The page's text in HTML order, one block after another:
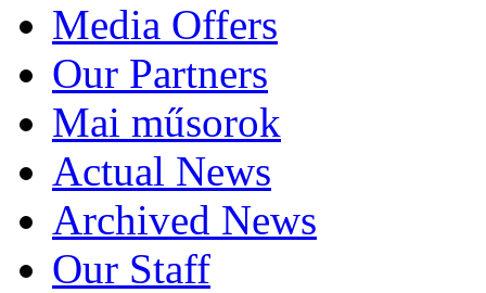
Media Offers
Our Partners
Mai műsorok
Actual News
Archived News
Our Staff